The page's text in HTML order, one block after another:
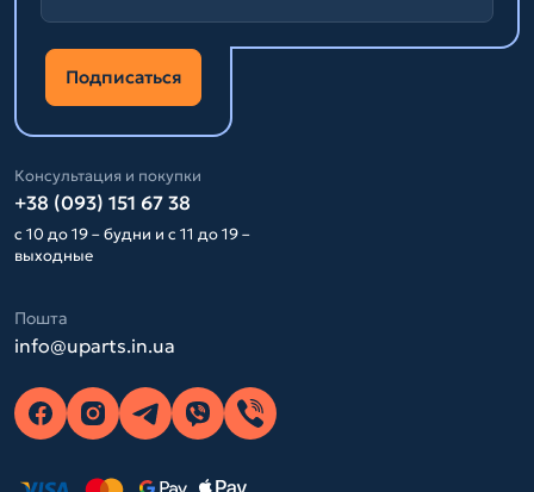
Подписаться
Консультация и покупки
+38 (093) 151 67 38
с 10 до 19 – будни и с 11 до 19 –
выходные
Пошта
info@uparts.in.ua